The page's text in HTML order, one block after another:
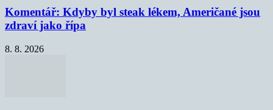
Komentář: Kdyby byl steak lékem, Američané jsou
zdraví jako řípa
8. 8. 2026